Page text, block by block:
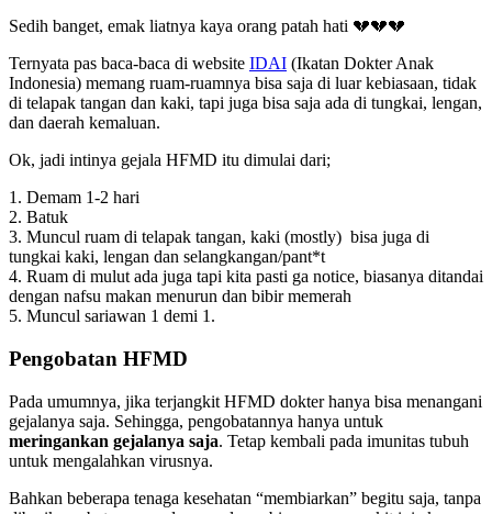
Sedih banget, emak liatnya kaya orang patah hati 💔💔💔
Ternyata pas baca-baca di website IDAI (Ikatan Dokter Anak
Indonesia) memang ruam-ruamnya bisa saja di luar kebiasaan, tidak
di telapak tangan dan kaki, tapi juga bisa saja ada di tungkai, lengan,
dan daerah kemaluan.
Ok, jadi intinya gejala HFMD itu dimulai dari;
1. Demam 1-2 hari
2. Batuk
3. Muncul ruam di telapak tangan, kaki (mostly) bisa juga di
tungkai kaki, lengan dan selangkangan/pant*t
4. Ruam di mulut ada juga tapi kita pasti ga notice, biasanya ditandai
dengan nafsu makan menurun dan bibir memerah
5. Muncul sariawan 1 demi 1.
Pengobatan HFMD
Pada umumnya, jika terjangkit HFMD dokter hanya bisa menangani
gejalanya saja. Sehingga, pengobatannya hanya untuk
meringankan gejalanya saja. Tetap kembali pada imunitas tubuh
untuk mengalahkan virusnya.
Bahkan beberapa tenaga kesehatan “membiarkan” begitu saja, tanpa